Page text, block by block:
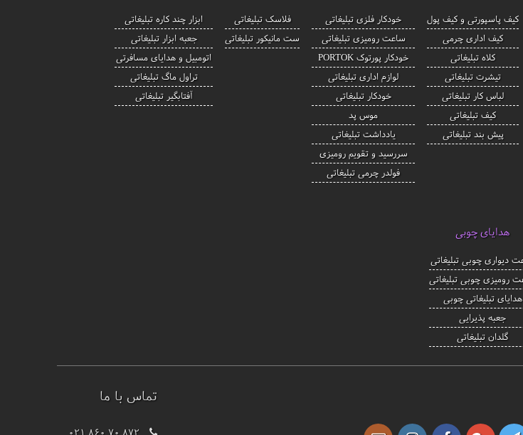
کیف پاسپورتی و کیف پول
کیف اداری چرمی
کلاه تبلیغاتی
تیشرت تبلیغاتی
لباس کار تبلیغاتی
کیف تبلیغاتی
پیش بند تبلیغاتی
خودکار فلزی تبلیغاتی
ساعت رومیزی تبلیغاتی
خودکار پورتوک PORTOK
لوازم اداری تبلیغاتی
خودکار تبلیغاتی
موس پد
یادداشت تبلیغاتی
سررسید و تقویم رومیزی
فولدر چرمی تبلیغاتی
فلاسک تبلیغاتی
ست مانیکور تبلیغاتی
ابزار چند کاره تبلیغاتی
جعبه ابزار تبلیغاتی
اتومبیل و هدایای مسافرتی
تراول ماگ تبلیغاتی
آفتابگیر تبلیغاتی
هدایای چوبی
دیواری چوبی تبلیغاتی
رومیزی چوبی تبلیغاتی
هدایای تبلیغاتی چوبی
جعبه پذیرایی
گلدان تبلیغاتی
تماس با ما